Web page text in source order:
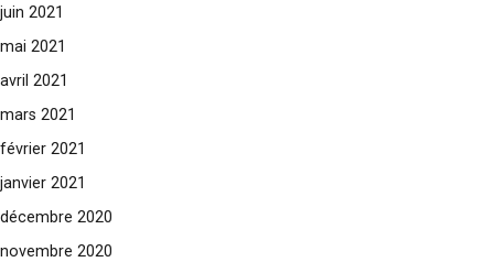
juin 2021
mai 2021
avril 2021
mars 2021
février 2021
janvier 2021
décembre 2020
novembre 2020